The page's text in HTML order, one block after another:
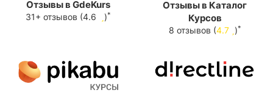
Отзывы в GdeKurs
31+ отзывов (4.6 )*
Отзывы в Каталог
Курсов
8 отзывов (4.7 )*